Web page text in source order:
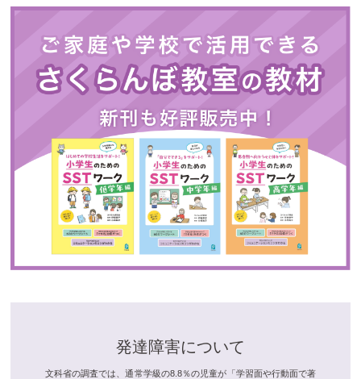
発達障害について
文科省の調査では、通常学級の8.8％の児童が「学習面や行動面で著